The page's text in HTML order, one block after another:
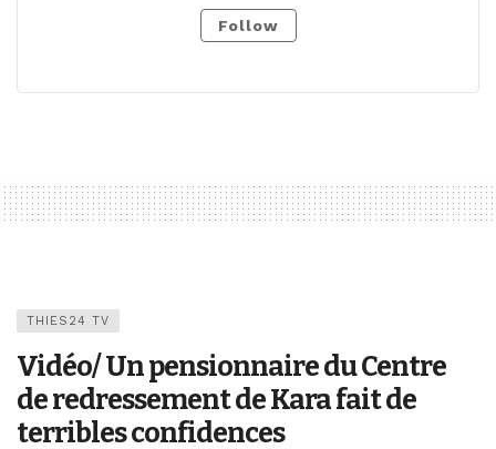
Follow
THIES24 TV
Vidéo/ Un pensionnaire du Centre
de redressement de Kara fait de
terribles confidences